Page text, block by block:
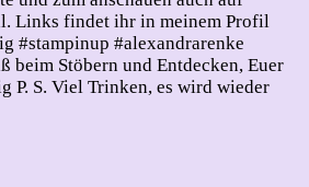
Links findet ihr in meinem Profil
#stampinup #alexandrarenke
beim Stöbern und Entdecken, Euer
P. S. Viel Trinken, es wird wieder